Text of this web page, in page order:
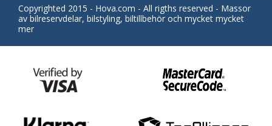
Copyrighted 2015 - Hova.com - All rigths reserved - Massor
av bilreservdelar, bilstyling, biltillbehör och mycket mycket
mer